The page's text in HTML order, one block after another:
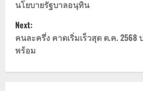
s
t
n
นโยบายรัฐบาลอนุทิน
Next:
คนละครึ่ง คาดเริ่มเร็วสุด ต.ค.
พร้อม